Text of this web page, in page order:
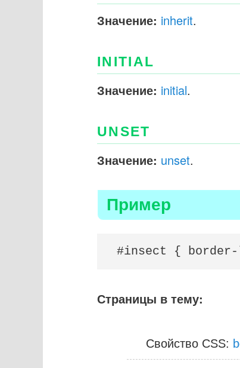
Значение: inherit.
INITIAL
Значение: initial.
UNSET
Значение: unset.
Пример
#insect {
Страницы в тему:
Свойство CSS: